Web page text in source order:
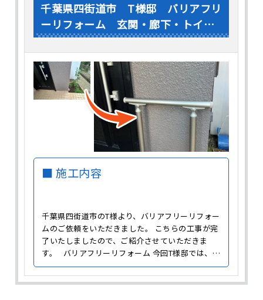
千葉県四街道市 T様邸 バリアフリ
ーリフォーム 玄関・廊下・トイ
レ・浴室の手すり設置
■ 施工内容
千葉県四街道市のT様より、バリアフリーリフォー
ムのご依頼をいただきました。 こちらの工事が完
了いたしましたので、ご紹介させていただきま
す。 バリアフリーリフォーム 今回T様邸では、室
内や玄関のバリアフリーリフォームをおこないま
した。 バリアフリーリフォームとは、高齢者や身